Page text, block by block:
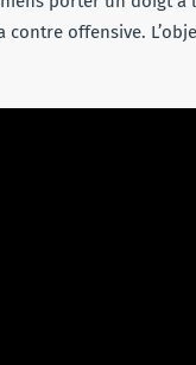
offensive.